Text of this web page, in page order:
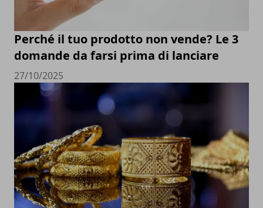
Perché il tuo prodotto non vende? Le 3
domande da farsi prima di lanciare
27/10/2025